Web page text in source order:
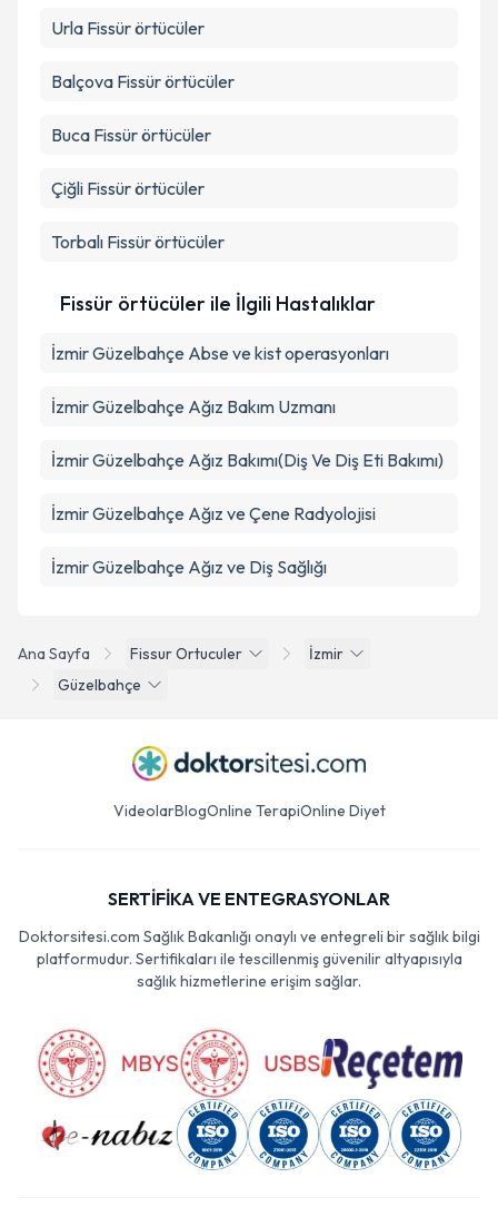
Ana Sayfa Fissur Ortuculer
İzmir
Güzelbahçe
Urla Fissür örtücüler
Balçova Fissür örtücüler
Buca Fissür örtücüler
Çiğli Fissür örtücüler
Torbalı Fissür örtücüler
Fissür örtücüler ile İlgili Hastalıklar
İzmir Güzelbahçe Abse ve kist operasyonları
İzmir Güzelbahçe Ağız Bakım Uzmanı
İzmir Güzelbahçe Ağız Bakımı(Diş Ve Diş Eti Bakımı)
İzmir Güzelbahçe Ağız ve Çene Radyolojisi
İzmir Güzelbahçe Ağız ve Diş Sağlığı
VideolarBlogOnline TerapiOnline Diyet
SERTİFİKA VE ENTEGRASYONLAR
Doktorsitesi.com Sağlık Bakanlığı onaylı ve entegreli bir sağlık bilgi
platformudur. Sertifikaları ile tescillenmiş güvenilir altyapısıyla
sağlık hizmetlerine erişim sağlar.